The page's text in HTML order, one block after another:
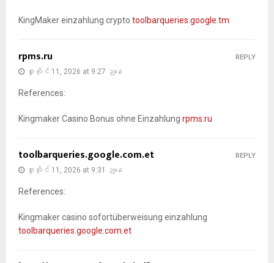
KingMaker einzahlung crypto toolbarqueries.google.tm
rpms.ru
ဇူလိုင် 11, 2026 at 9:27 ညနေ
References:
Kingmaker Casino Bonus ohne Einzahlung rpms.ru
REPLY
toolbarqueries.google.com.et
ဇူလိုင် 11, 2026 at 9:31 ညနေ
References:
Kingmaker casino sofortüberweisung einzahlung
toolbarqueries.google.com.et
REPLY